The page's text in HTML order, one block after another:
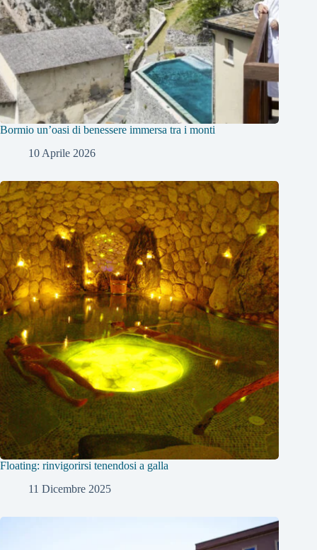
Bormio un’oasi di benessere immersa tra i monti
10 Aprile 2026
Floating: rinvigorirsi tenendosi a galla
11 Dicembre 2025